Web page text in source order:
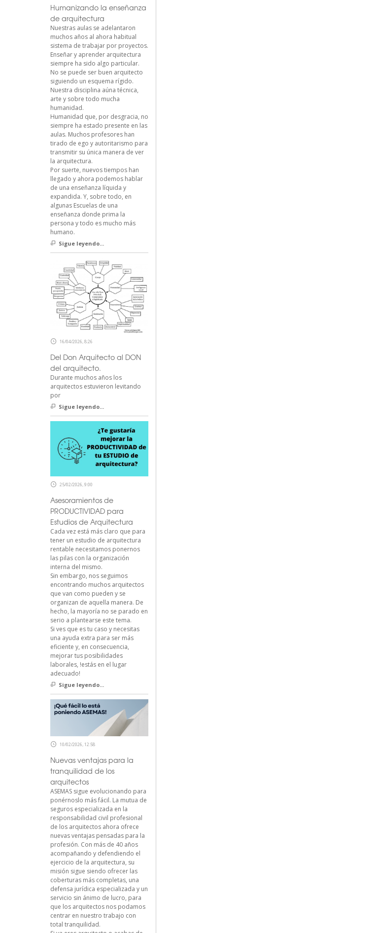
Humanizando la enseñanza
de arquitectura
Nuestras aulas se adelantaron
muchos años al ahora habitual
sistema de trabajar por proyectos.
Enseñar y aprender arquitectura
siempre ha sido algo particular.
No se puede ser buen arquitecto
siguiendo un esquema rígido.
Nuestra disciplina aúna técnica,
arte y sobre todo mucha
humanidad.
Humanidad que, por desgracia, no
siempre ha estado presente en las
aulas. Muchos profesores han
tirado de ego y autoritarismo para
transmitir su única manera de ver
la arquitectura.
Por suerte, nuevos tiempos han
llegado y ahora podemos hablar
de una enseñanza líquida y
expandida. Y, sobre todo, en
algunas Escuelas de una
enseñanza donde prima la
persona y todo es mucho más
humano.
Sigue leyendo...
16/04/2026, 8:26
Del Don Arquitecto al DON
del arquitecto.
Durante muchos años los
arquitectos estuvieron levitando
por
Sigue leyendo...
25/02/2026, 9:00
Asesoramientos de
PRODUCTIVIDAD para
Estudios de Arquitectura
Cada vez está más claro que para
tener un estudio de arquitectura
rentable necesitamos ponernos
las pilas con la organización
interna del mismo.
Sin embargo, nos seguimos
encontrando muchos arquitectos
que van como pueden y se
organizan de aquella manera. De
hecho, la mayoría no se parado en
serio a plantearse este tema.
Si ves que es tu caso y necesitas
una ayuda extra para ser más
eficiente y, en consecuencia,
mejorar tus posibilidades
laborales, !estás en el lugar
adecuado!
Sigue leyendo...
10/02/2026, 12:58
Nuevas ventajas para la
tranquilidad de los
arquitectos
ASEMAS sigue evolucionando para
ponérnoslo más fácil. La mutua de
seguros especializada en la
responsabilidad civil profesional
de los arquitectos ahora ofrece
nuevas ventajas pensadas para la
profesión. Con más de 40 años
acompañando y defendiendo el
ejercicio de la arquitectura, su
misión sigue siendo ofrecer las
coberturas más completas, una
defensa jurídica especializada y un
servicio sin ánimo de lucro, para
que los arquitectos nos podamos
centrar en nuestro trabajo con
total tranquilidad.